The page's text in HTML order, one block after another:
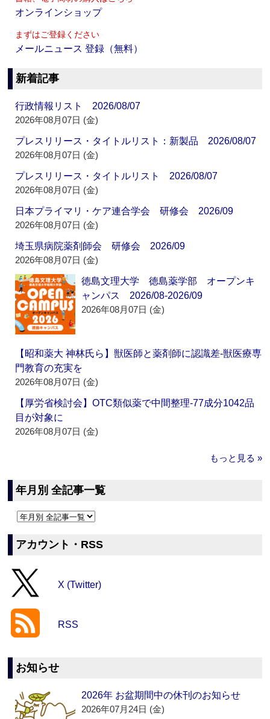
オンラインショップ
まずはご登録ください
メールニュース 登録（無料）
新着記事
行政情報リスト 2026/08/07
2026年08月07日 (金)
プレスリリース・タイトルリスト：新製品 2026/08/07
2026年08月07日 (金)
プレスリリース・タイトルリスト 2026/08/07
2026年08月07日 (金)
日本プライマリ・ケア連合学会 研修会 2026/09
2026年08月07日 (金)
埼玉県病院薬剤師会 研修会 2026/09
2026年08月07日 (金)
徳島文理大学 徳島薬学部 オープンキ
ャンパス 2026/08-2026/09
2026年08月07日 (金)
【昭和薬大 神林氏ら】獣医師と薬剤師に認識差‐獣医療専
門教育の充実を
2026年08月07日 (金)
【厚労省検討会】OTC類似薬で中間整理‐77成分1042品
目が対象に
2026年08月07日 (金)
もっと見る »
年月別 全記事一覧
アカウント・RSS
X (Twitter)
RSS
お知らせ
2026年 お盆期間中の休刊のお知らせ
2026年07月24日 (金)